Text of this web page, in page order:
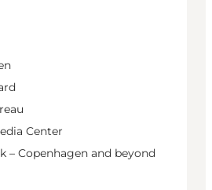
Center
– Copenhagen and beyond